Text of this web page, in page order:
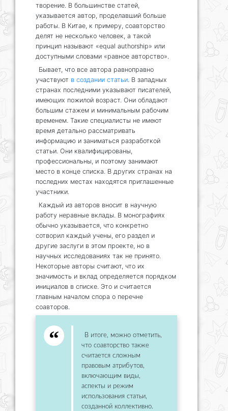
творение. В большинстве статей,
указывается автор, проделавший больше
работы. В Китае, к примеру, соавторство
делят не несколько человек, а такой
принцип называют «equal authorship» или
доступными словами «равное авторство».
Бывает, что все автора равноправно
участвуют в создании статьи. В западных
странах последними указывают писателей,
имеющих пожилой возраст. Они обладают
большим стажем и минимальным рабочим
временем. Такие специалисты не имеют
время детально рассматривать
информацию и заниматься разработкой
статьи. Они квалифицированы,
профессиональны, и поэтому занимают
место в конце списка. В других странах на
последних местах находятся приглашенные
участники.
Каждый из авторов вносит в научную
работу неравные вклады. В монографиях
обычно указывается, что конкретно
сотворил каждый учены, его раздел и
другие заслуги в этом проекте, но в
научных исследованиях так не принято.
Некоторые авторы считают, что их
значимость и вклад определяется порядком
инициалов в списке. Это и считается
главным началом спора о перечне
соавторов.
В итоге, можно отметить,
что соавторство также
считается сложным
правовым атрибутов,
включающим виды,
аспекты и режим
использования статьи,
созданной коллективно.